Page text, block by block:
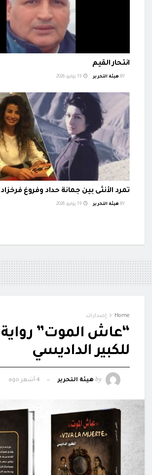
انتحار القيم
BY هيئة التحرير
تمرد الأنثى بين جمانة حداد وفروغ فرخزاد
BY هيئة التحرير
Home إصدارات
“عاش الموت” رواية
للكبير الداديسي
by هيئة التحرير 4 أشهر ago